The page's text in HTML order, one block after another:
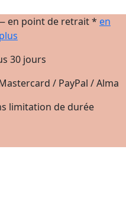
en point de retrait * en
30 jours
/ PayPal / Alma
limitation de durée